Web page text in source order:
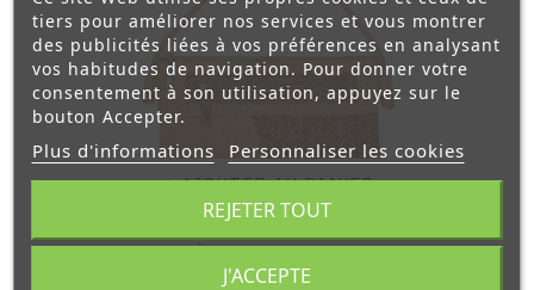
tiers pour améliorer nos services et vous montrer
des publicités liées à vos préférences en analysant
vos habitudes de navigation. Pour donner votre
consentement à son utilisation, appuyez sur le
bouton Accepter.
Plus d'informations Personnaliser les cookies
REJETER TOUT
J'ACCEPTE
AJOUTER AU PANIER
Sac À Main Zoé Rosace